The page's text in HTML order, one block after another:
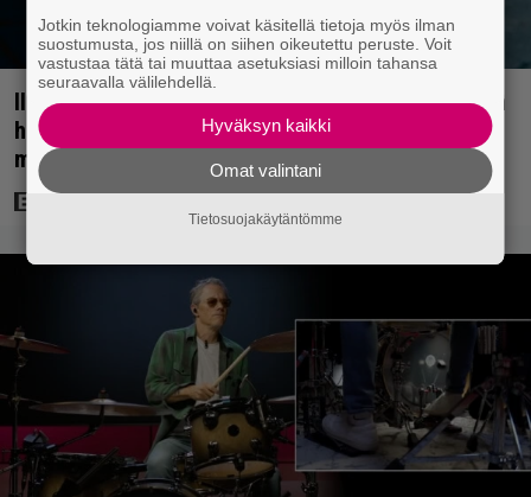
Illalla tv:ssä: Perinteinen dekkari Agatha Christien
hengessä – vuoden 2023 leffa tarjoaa
murhamysteerin
Jotkin teknologiamme voivat käsitellä tietoja myös ilman
suostumusta, jos niillä on siihen oikeutettu peruste. Voit
vastustaa tätä tai muuttaa asetuksiasi milloin tahansa
seuraavalla välilehdellä.
Hyväksyn kaikki
Omat valintani
Tietosuojakäytäntömme